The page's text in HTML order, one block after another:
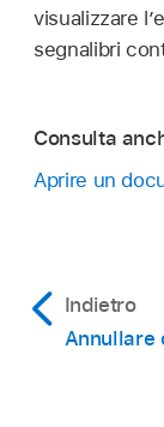
visualizzare
segnalibri
Consulta
Aprire un
Indietro
Annullare